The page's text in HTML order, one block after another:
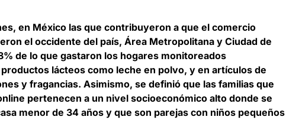
en México las que contribuyeron a que el comercio
el occidente del país, Área Metropolitana y Ciudad de
de lo que gastaron los hogares monitoreados
lácteos como leche en polvo, y en artículos de
y fragancias. Asimismo, se definió que las familias que
pertenecen a un nivel socioeconómico alto donde se
menor de 34 años y que son parejas con niños pequeños